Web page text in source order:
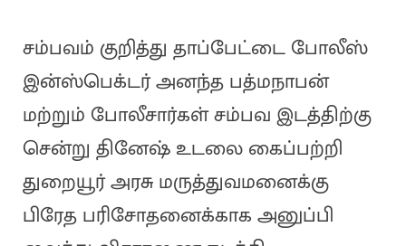
சம்பவம் குறித்து தாப்பேட்டை போலீஸ்
இன்ஸ்பெக்டர் அனந்த பத்மநாபன்
மற்றும் போலீசார்கள் சம்பவ இடத்திற்கு
சென்று தினேஷ் உடலை கைப்பற்றி
துறையூர் அரசு மருத்துவமனைக்கு
பிரேத பரிசோதனைக்காக அனுப்பி